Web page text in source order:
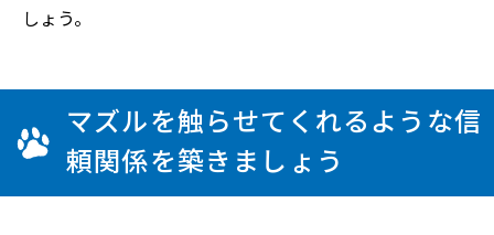
しょう。
マズルを触らせてくれるような信
頼関係を築きましょう